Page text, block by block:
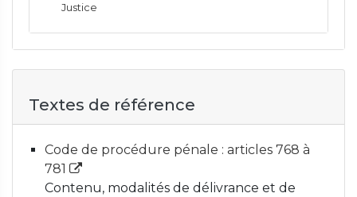
Justice
Textes de référence
Code de procédure pénale : articles 768 à
781
Contenu, modalités de délivrance et de